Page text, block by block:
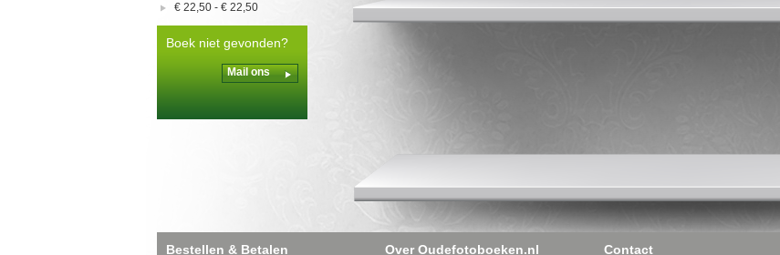
€ 22,50 - € 22,50
Boek niet gevonden?
Mail ons
Bestellen & Betalen Over Oudefotoboeken.nl Contact